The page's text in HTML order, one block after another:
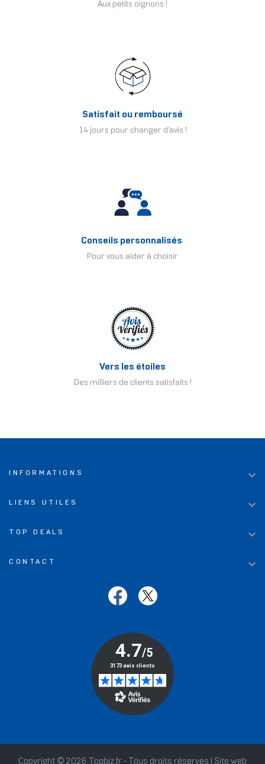
Aux petits oignons !
Satisfait ou remboursé
14 jours pour changer d'avis !
Conseils personnalisés
Pour vous aider à choisir
Vers les étoiles
Des milliers de clients satisfaits !
INFORMATIONS 
LIENS UTILES 
TOP DEALS 
CONTACT 
Copyright © 2026 Topbiz.fr - Tous droits réservés | Site web